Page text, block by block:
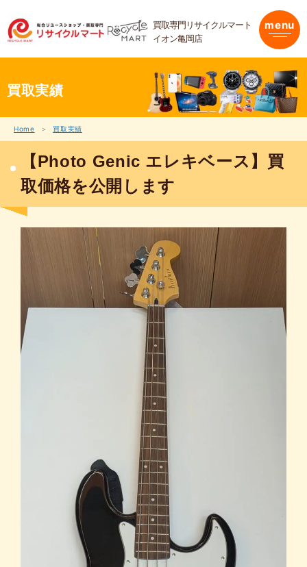
を
ス
キ
プ
買取専門リサイクルマート
イオン亀岡店
menu
買取実績
Home 買取実績
【Photo Genic エレキベース】買
取価格を公開します